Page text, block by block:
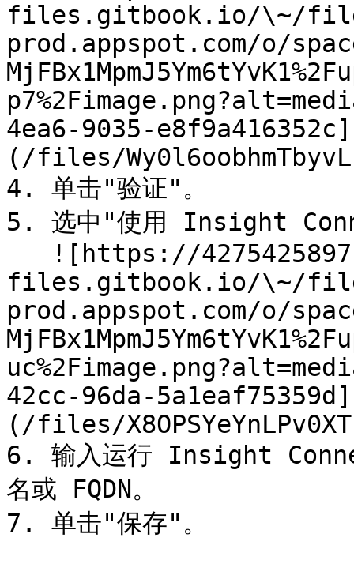
files.gitbook.io/\~/
prod.appspot.com/o/
4ea6-9035-e8f9a416352c]
(/files/
4. 单击"验证"。
5. 选中"使用 Insight
files.gitbook.io/\~/
prod.appspot.com/o/
42cc-96da-5a1eaf75359d]
(/files/
6. 输入运行 Insight
名或 FQDN。
7. 单击"保存"。